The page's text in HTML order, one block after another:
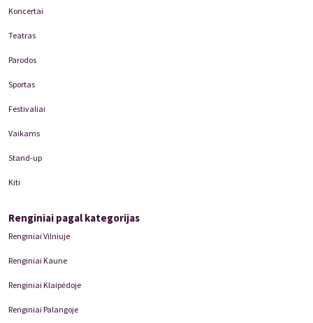
Koncertai
Teatras
Parodos
Sportas
Festivaliai
Vaikams
Stand-up
Kiti
Renginiai pagal kategorijas
Renginiai Vilniuje
Renginiai Kaune
Renginiai Klaipėdoje
Renginiai Palangoje